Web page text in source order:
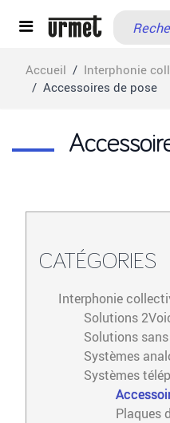
Allez au contenu
Accueil / Interphonie
/ Accessoires de pose
CATÉGORIES
Interphonie
Solutions
Solutions
Systèmes
Systèmes
Plaques